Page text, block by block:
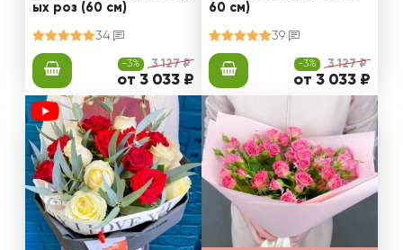
ых роз (60 см)
34
-3% 3 127 ₽
от 3 033 ₽
60 см)
39
-3% 3 127 ₽
от 3 033 ₽